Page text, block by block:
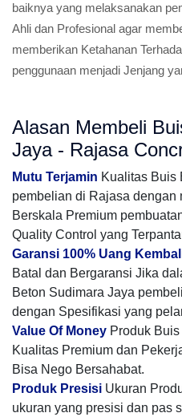
baiknya yang melaksanakan
Ahli dan Profesional agar
memberikan Ketahanan
penggunaan menjadi Jenjang
Alasan Membeli
Jaya - Rajasa
Mutu Terjamin Kualitas Buis
pembelian di Rajasa dengan
Berskala Premium
Quality Control yang
Garansi 100% Uang
Batal dan Bergaransi Jika
Beton Sudimara Jaya
dengan Spesifikasi yang
Value Of Money Produk
Kualitas Premium dan
Bisa Nego Bersahabat.
Produk Presisi Ukuran
ukuran yang presisi dan pas